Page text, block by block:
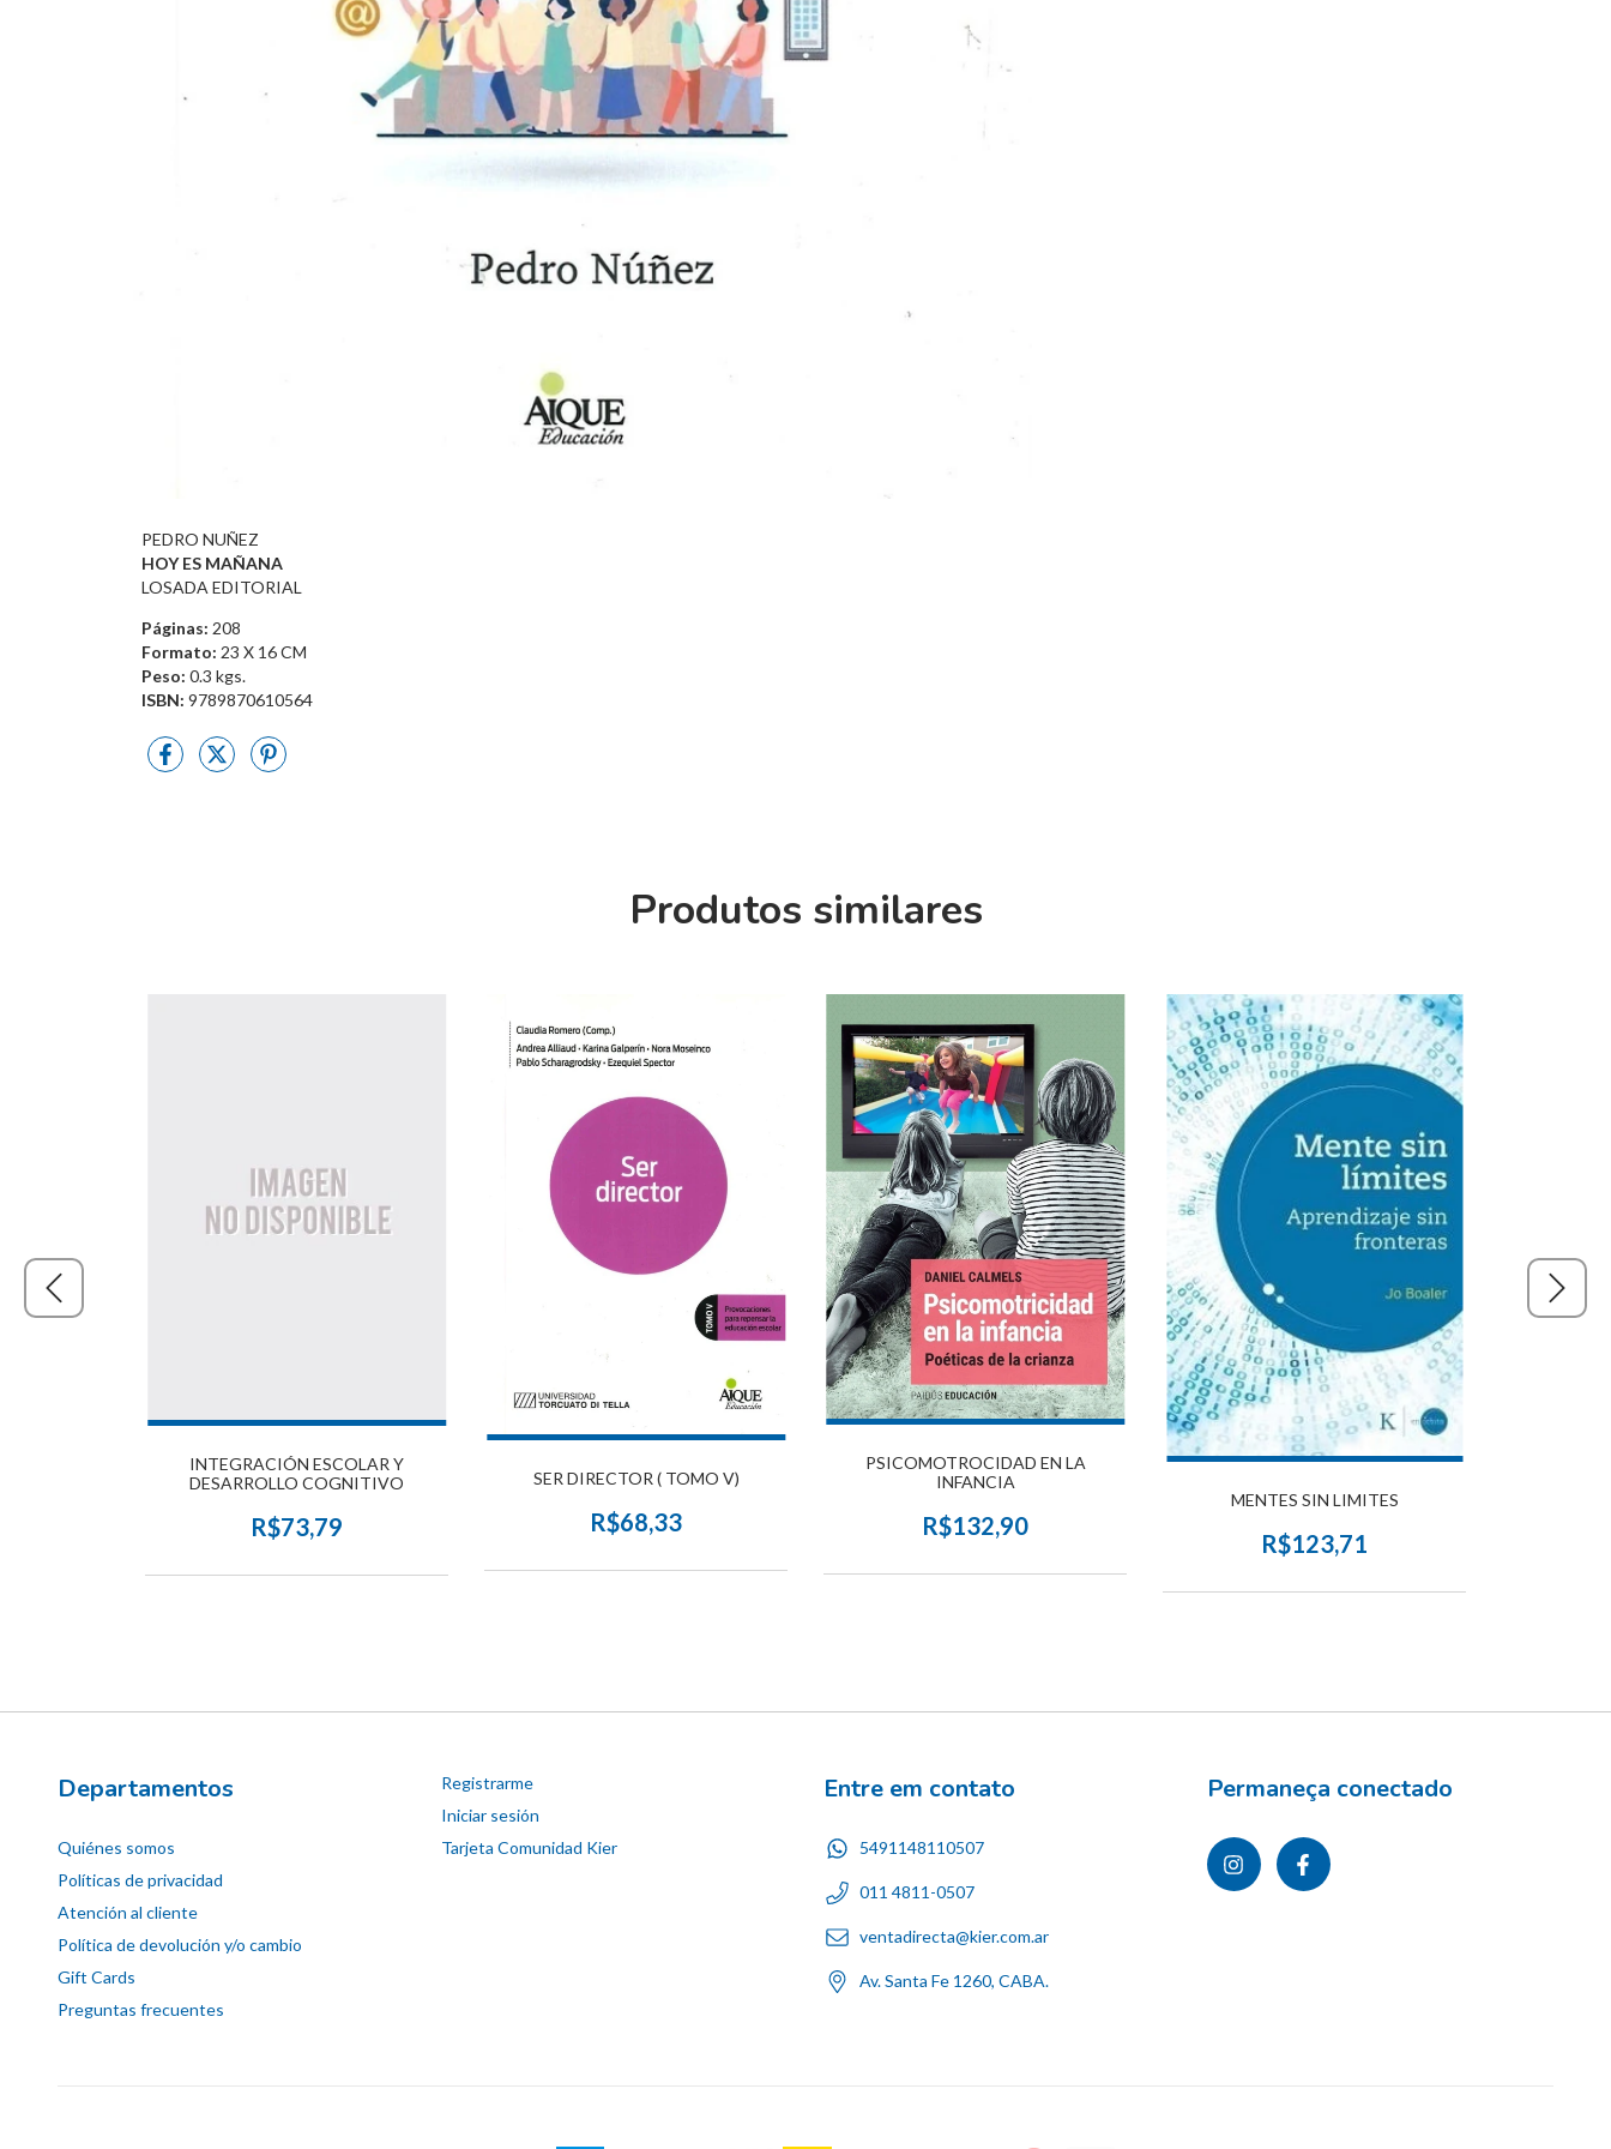
PEDRO NUÑEZ
HOY ES MAÑANA
LOSADA EDITORIAL
Páginas: 208
Formato: 23 X 16 CM
Peso: 0.3 kgs.
ISBN: 9789870610564
Produtos similares
INTEGRACIÓN ESCOLAR Y
DESARROLLO COGNITIVO
R$73,79
SER DIRECTOR ( TOMO V)
R$68,33
PSICOMOTROCIDAD EN LA
INFANCIA
R$132,90
MENTES SIN LIMITES
R$123,71
Departamentos
Quiénes somos
Políticas de privacidad
Atención al cliente
Política de devolución y/o cambio
Gift Cards
Preguntas frecuentes
Registrarme
Iniciar sesión
Tarjeta Comunidad Kier
Entre em contato
5491148110507
011 4811-0507
ventadirecta@kier.com.ar
Av. Santa Fe 1260, CABA.
Permaneça conectado